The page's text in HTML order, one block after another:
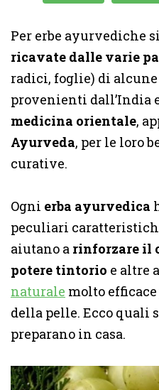
Per erbe ayurvediche
ricavate dalle varie
radici, foglie) di
provenienti dall’India
medicina orientale,
Ayurveda, per le loro
curative.
Ogni erba ayurvedica
peculiari
aiutano a rinforzare il
potere tintorio e altre
naturale molto
della pelle. Ecco quali
preparano in casa.